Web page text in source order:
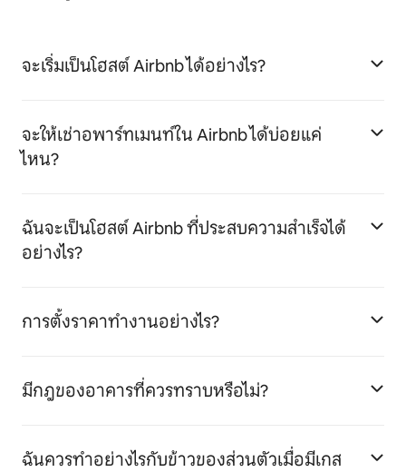
จะเริ่มเป็นโฮสต์ Airbnb ได้อย่างไร?
จะให้เช่าอพาร์ทเมนท์ใน Airbnb ได้บ่อยแค่
ไหน?
ฉันจะเป็นโฮสต์ Airbnb ที่ประสบความสำเร็จได้
อย่างไร?
การตั้งราคาทำงานอย่างไร?
มีกฎของอาคารที่ควรทราบหรือไม่?
ฉันควรทำอย่างไรกับข้าวของส่วนตัวเมื่อมีเกส